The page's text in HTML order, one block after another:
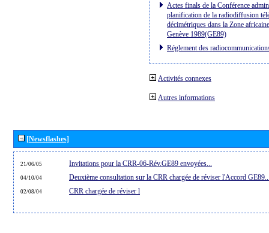
Actes finals de la Conférence
planification de la radiodiffusion
décimétriques dans la Zone
Genève 1989(GE89)
Réglement des
Activités connexes
Autres informations
[Newsflashes]
21/06/05 Invitations pour la CRR-06-Rév.GE89 envoyées...
04/10/04 Deuxième consultation sur la CRR chargée de réviser l'Accord
02/08/04 CRR chargée de réviser l